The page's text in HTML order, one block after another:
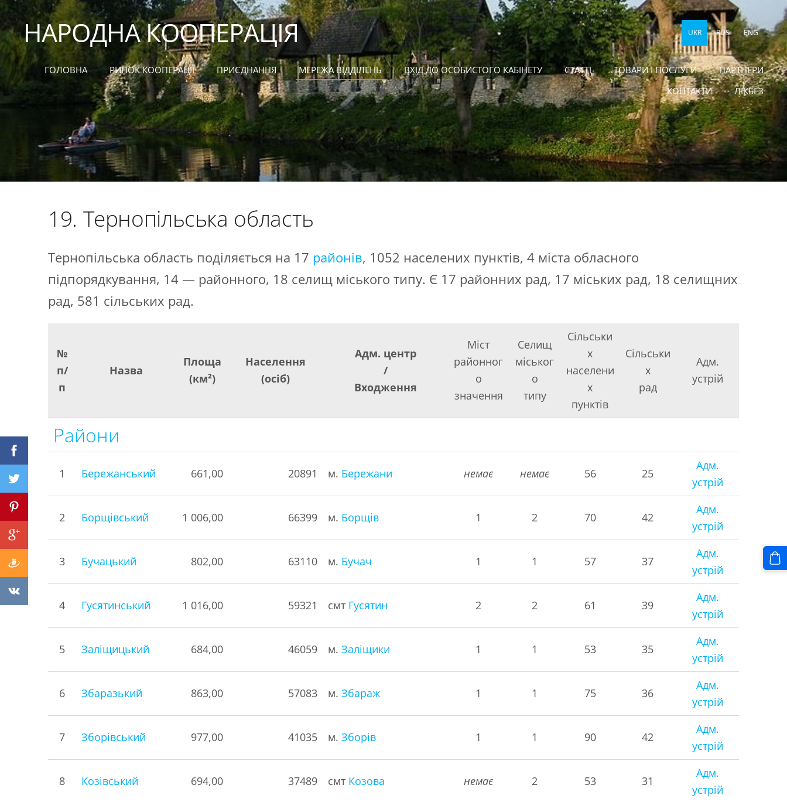
НАРОДНА КООПЕРАЦІЯ
ГОЛОВНА РИНОК КООПЕРАЦІЇ ПРИЄДНАННЯ МЕРЕЖА ВІДДІЛЕНЬ ВХІД ДО ОСОБИСТОГО КАБІНЕТУ СТАТТІ ТОВАРИ І ПОСЛУГИ
ПАРТНЕРИ
КОНТАКТИ
ЛІКБЕЗ
UKR RUS ENG
19. Тернопільська область
Тернопільська область поділяється на 17 районів, 1052 населених пунктів, 4 міста обласного
підпорядкування, 14 — районного, 18 селищ міського типу. Є 17 районних рад, 17 міських рад, 18 селищних
рад, 581 сільських рад.
№
п/
п
Назва
Площа
(км²)
Населення
(осіб)
Адм. центр
/
Входження
Міст
районног
о
значення
Селищ
міськог
о
типу
Сільськи
х
населени
х
пунктів
Сільськи
х
рад
Адм.
устрій
Райони
1 Бережанський 661,00 20891 м. Бережани немає немає 56 25
Адм.
устрій
2 Борщівський 1 006,00 66399 м. Борщів 1 2 70 42
Адм.
устрій
3 Бучацький 802,00 63110 м. Бучач 1 1 57 37
Адм.
устрій
4 Гусятинський 1 016,00 59321 смт Гусятин 2 2 61 39
Адм.
устрій
5 Заліщицький 684,00 46059 м. Заліщики 1 1 53 35
Адм.
устрій
6 Збаразький 863,00 57083 м. Збараж 1 1 75 36
Адм.
устрій
7 Зборівський 977,00 41035 м. Зборів 1 1 90 42
Адм.
устрій
8 Козівський 694,00 37489 смт Козова немає 2 53 31
Адм.
устрій